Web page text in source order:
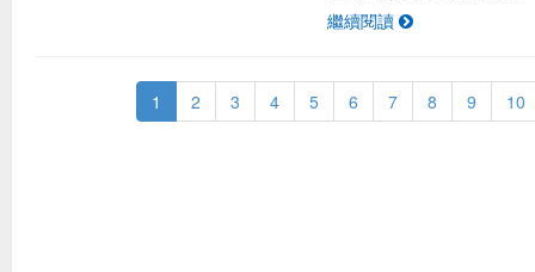
繼續閱讀
1 2 3 4 5 6 7 8 9 10